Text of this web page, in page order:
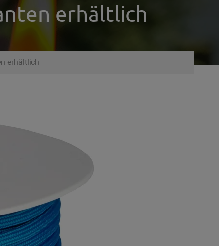
erhältlich
erhältlich